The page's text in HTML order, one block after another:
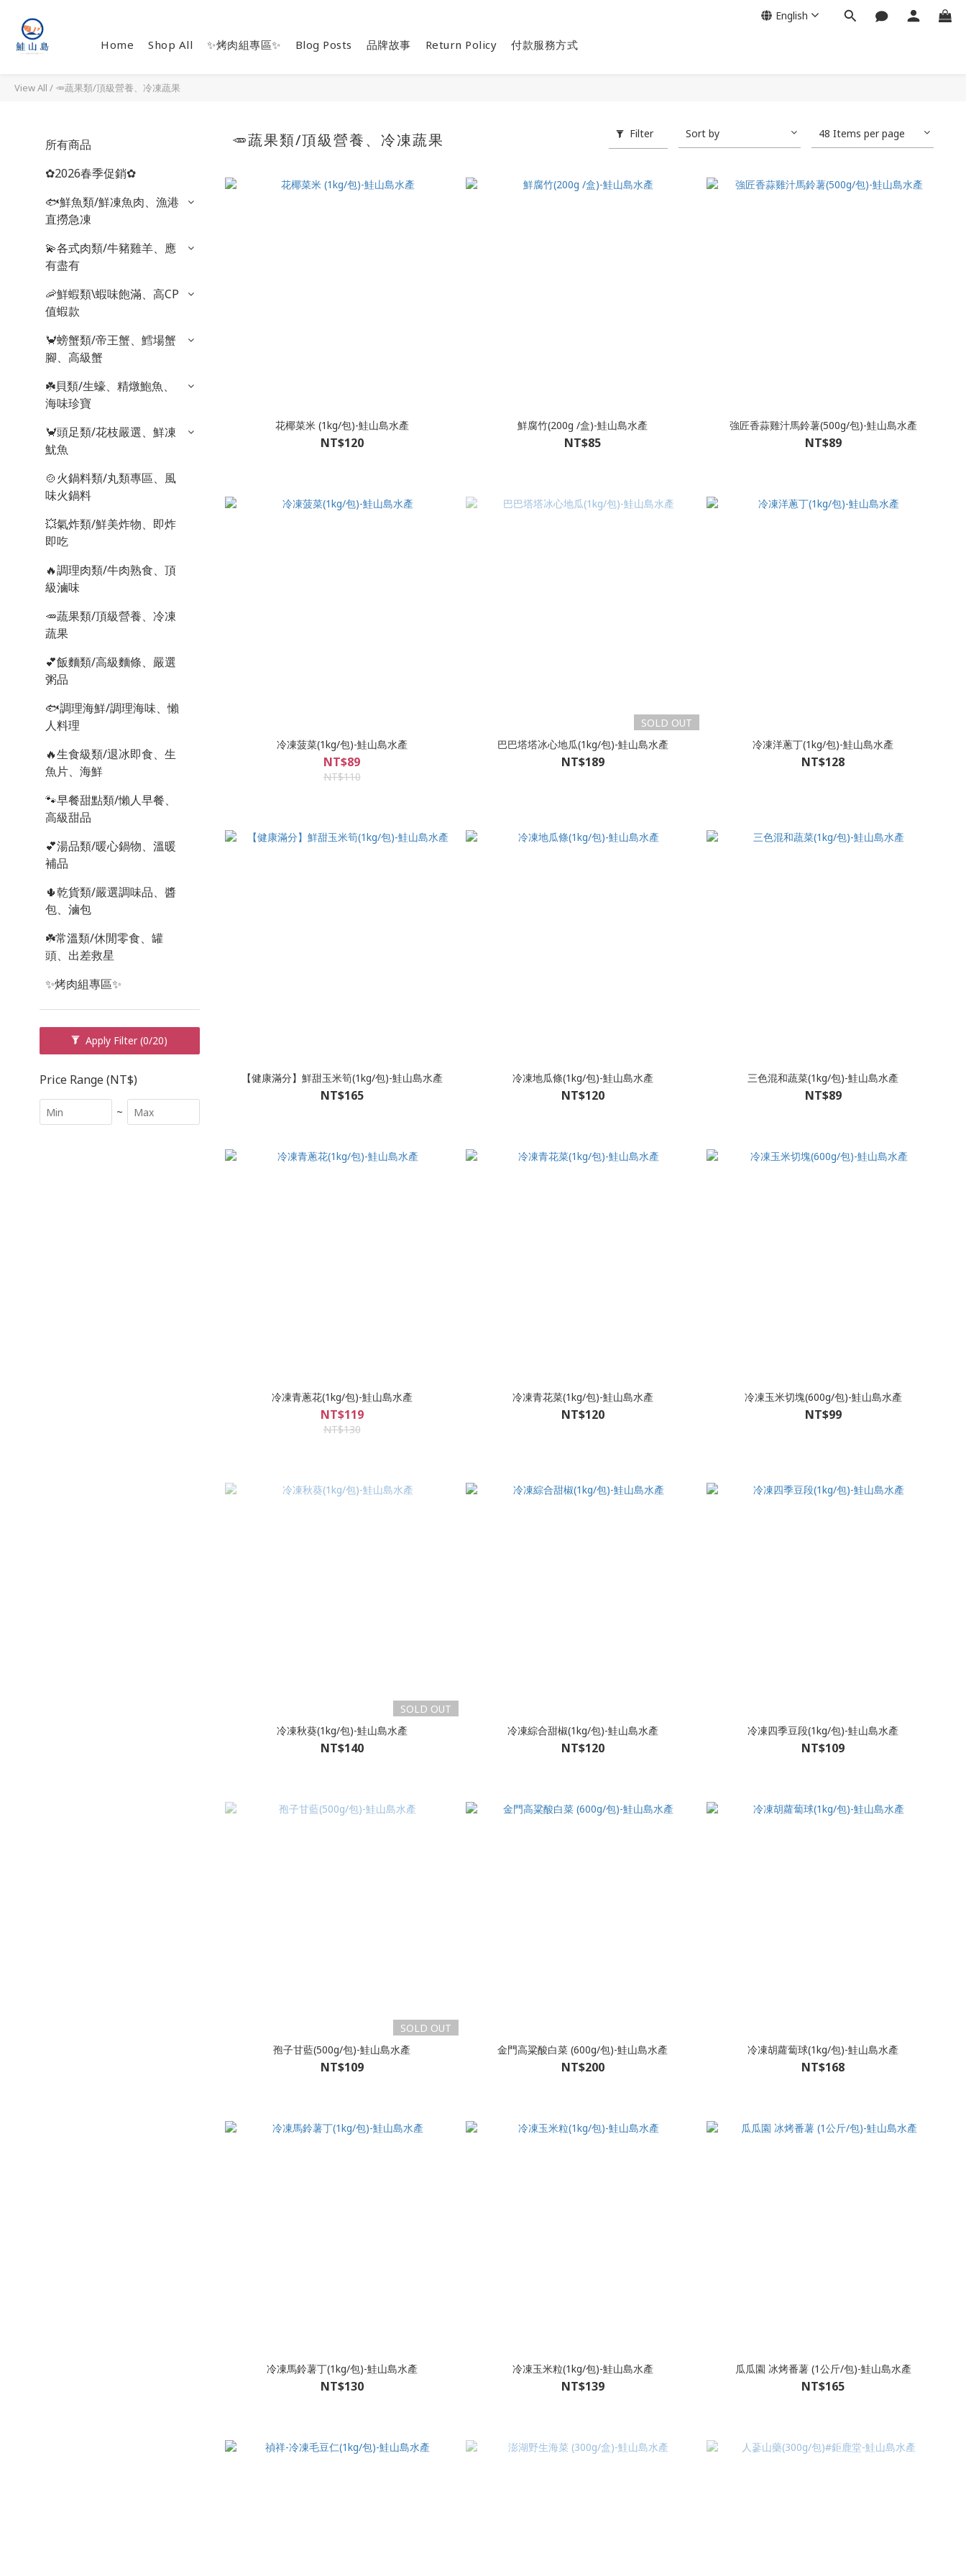
Home Shop All ✨烤肉組專區✨ Blog Posts 品牌故事 Return Policy 付款服務方式
English
View All / 🥕蔬果類/頂級營養、冷凍蔬果
所有商品
✿2026春季促銷✿
🐟鮮魚類/鮮凍魚肉、漁港
直撈急凍
💫各式肉類/牛豬雞羊、應
有盡有
🦐鮮蝦類\蝦味飽滿、高CP
值蝦款
🦀螃蟹類/帝王蟹、鱈場蟹
腳、高級蟹
☘️貝類/生蠔、精燉鮑魚、
海味珍寶
🦀頭足類/花枝嚴選、鮮凍
魷魚
🍲火鍋料類/丸類專區、風
味火鍋料
💥氣炸類/鮮美炸物、即炸
即吃
🔥調理肉類/牛肉熟食、頂
級滷味
🥕蔬果類/頂級營養、冷凍
蔬果
💕飯麵類/高級麵條、嚴選
粥品
🐟調理海鮮/調理海味、懶
人料理
🔥生食級類/退冰即食、生
魚片、海鮮
🐾早餐甜點類/懶人早餐、
高級甜品
💕湯品類/暖心鍋物、溫暖
補品
🌵乾貨類/嚴選調味品、醬
包、滷包
☘️常溫類/休閒零食、罐
頭、出差救星
✨烤肉組專區✨
Apply Filter(0/20)
Price Range (NT$)
~
🥕蔬果類/頂級營養、冷凍蔬果 Filter Sort by 48 Items per page
花椰菜米 (1kg/包)-鮭山島水產
NT$120
鮮腐竹(200g /盒)-鮭山島水產
NT$85
強匠香蒜雞汁馬鈴薯(500g/包)-鮭山島水產
NT$89
冷凍菠菜(1kg/包)-鮭山島水產
NT$89
NT$110
SOLD OUT
巴巴塔塔冰心地瓜(1kg/包)-鮭山島水產
NT$189
冷凍洋蔥丁(1kg/包)-鮭山島水產
NT$128
【健康滿分】鮮甜玉米筍(1kg/包)-鮭山島水產
NT$165
冷凍地瓜條(1kg/包)-鮭山島水產
NT$120
三色混和蔬菜(1kg/包)-鮭山島水產
NT$89
冷凍青蔥花(1kg/包)-鮭山島水產
NT$119
NT$130
冷凍青花菜(1kg/包)-鮭山島水產
NT$120
冷凍玉米切塊(600g/包)-鮭山島水產
NT$99
SOLD OUT
冷凍秋葵(1kg/包)-鮭山島水產
NT$140
冷凍綜合甜椒(1kg/包)-鮭山島水產
NT$120
冷凍四季豆段(1kg/包)-鮭山島水產
NT$109
SOLD OUT
孢子甘藍(500g/包)-鮭山島水產
NT$109
金門高粱酸白菜 (600g/包)-鮭山島水產
NT$200
冷凍胡蘿蔔球(1kg/包)-鮭山島水產
NT$168
冷凍馬鈴薯丁(1kg/包)-鮭山島水產
NT$130
冷凍玉米粒(1kg/包)-鮭山島水產
NT$139
瓜瓜園 冰烤番薯 (1公斤/包)-鮭山島水產
NT$165